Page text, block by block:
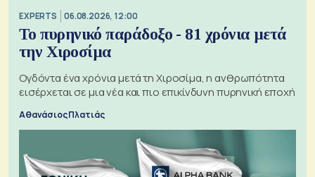
EXPERTS 06.08.2026, 12:00
Το πυρηνικό παράδοξο - 81 χρόνια μετά
την Χιροσίμα
Ογδόντα ένα χρόνια μετά τη Χιροσίμα, η ανθρωπότητα
εισέρχεται σε μια νέα και πιο επικίνδυνη πυρηνική εποχή
Αθανάσιος Πλατιάς